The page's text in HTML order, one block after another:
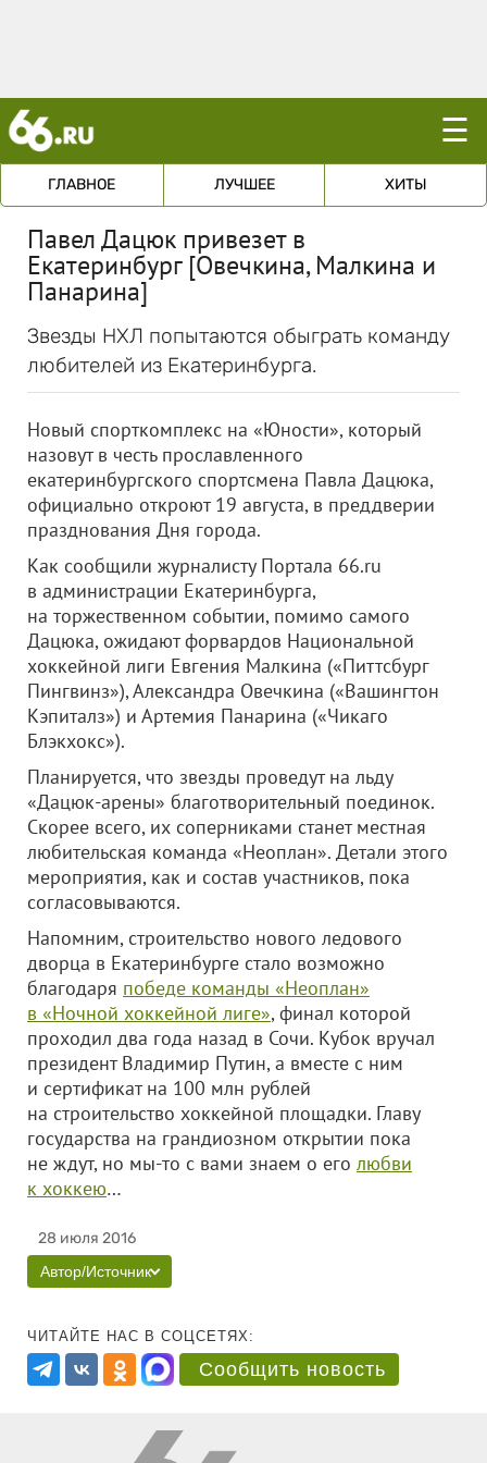
☰
ГЛАВНОЕ ЛУЧШЕЕ ХИТЫ
Павел Дацюк привезет в
Екатеринбург [Овечкина, Малкина и
Панарина]
Звезды НХЛ попытаются обыграть команду
любителей из Екатеринбурга.
Новый спорткомплекс на «Юности», который
назовут в честь прославленного
екатеринбургского спортсмена Павла Дацюка,
официально откроют 19 августа, в преддверии
празднования Дня города.
Как сообщили журналисту Портала 66.ru
в администрации Екатеринбурга,
на торжественном событии, помимо самого
Дацюка, ожидают форвардов Национальной
хоккейной лиги Евгения Малкина («Питтсбург
Пингвинз»), Александра Овечкина («Вашингтон
Кэпиталз») и Артемия Панарина («Чикаго
Блэкхокс»).
Планируется, что звезды проведут на льду
«Дацюк-арены» благотворительный поединок.
Скорее всего, их соперниками станет местная
любительская команда «Неоплан». Детали этого
мероприятия, как и состав участников, пока
согласовываются.
Напомним, строительство нового ледового
дворца в Екатеринбурге стало возможно
благодаря победе команды «Неоплан»
в «Ночной хоккейной лиге», финал которой
проходил два года назад в Сочи. Кубок вручал
президент Владимир Путин, а вместе с ним
и сертификат на 100 млн рублей
на строительство хоккейной площадки. Главу
государства на грандиозном открытии пока
не ждут, но мы-то с вами знаем о его любви
к хоккею…
28 июля 2016
Автор/Источник
ЧИТАЙТЕ НАС В СОЦСЕТЯХ:
Сообщить новость